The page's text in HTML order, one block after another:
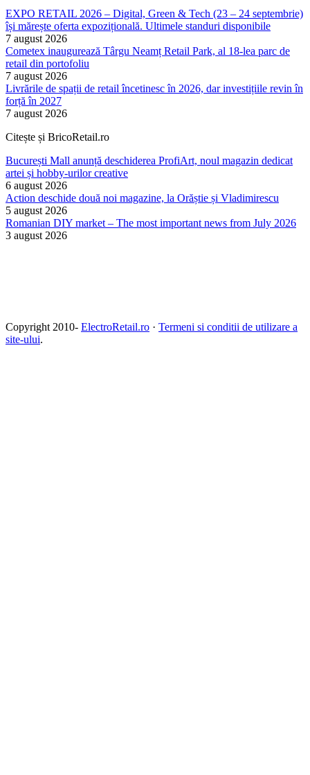
EXPO RETAIL 2026 – Digital, Green & Tech (23 – 24 septembrie)
își mărește oferta expozițională. Ultimele standuri disponibile
7 august 2026
Cometex inaugurează Târgu Neamț Retail Park, al 18-lea parc de
retail din portofoliu
7 august 2026
Livrările de spații de retail încetinesc în 2026, dar investițiile revin în
forță în 2027
7 august 2026
Citește și BricoRetail.ro
București Mall anunță deschiderea ProfiArt, noul magazin dedicat
artei și hobby-urilor creative
6 august 2026
Action deschide două noi magazine, la Orăștie și Vladimirescu
5 august 2026
Romanian DIY market – The most important news from July 2026
3 august 2026
Copyright 2010- ElectroRetail.ro · Termeni si conditii de utilizare a
site-ului.